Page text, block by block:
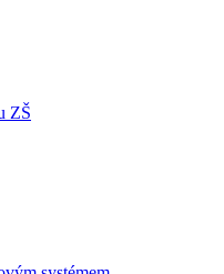
ZŠ